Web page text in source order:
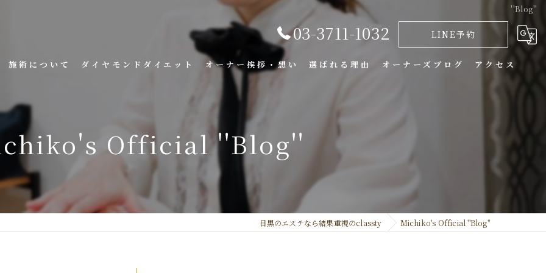
''Blog''
03-3711-1032 LINE予約
施術について ダイヤモンドダイエット オーナー挨拶・想い 選ばれる理由 オーナーズブログ アクセス
Official ''Blog''
目黒のエステなら結果重視のclassty Michiko's Official ''Blog''